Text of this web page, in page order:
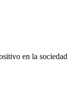
en la sociedad